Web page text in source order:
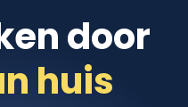
door
huis